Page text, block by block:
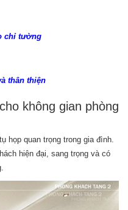
chỉ tường
thân thiện
không gian phòng
họp quan trọng trong gia đình.
hiện đại, sang trọng và có